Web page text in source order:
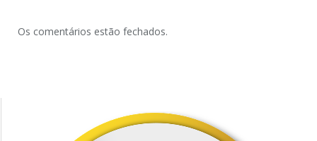
Os comentários estão fechados.